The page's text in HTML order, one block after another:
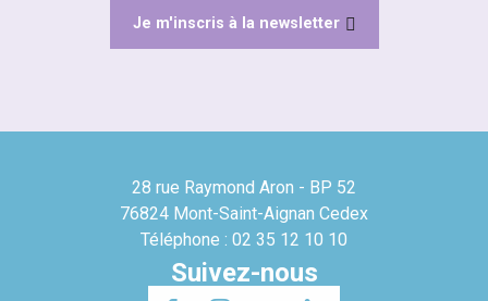
Je m'inscris à la newsletter
28 rue Raymond Aron - BP 52
76824 Mont-Saint-Aignan Cedex
Téléphone : 02 35 12 10 10
Suivez-nous